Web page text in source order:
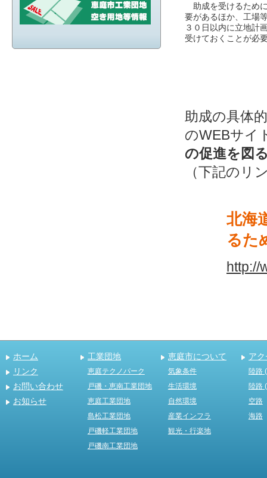
助成を受けるため
要があるほか、工場
３０日以内に立地計
受けておくことが必
助成の具体
のWEBサイ
の促進を図
（下記のリ
北海
るた
http://
ホーム
リンク
お問い合わせ
お知らせ
工業団地
恵庭テクノパーク
戸磯・恵南工業団地
恵庭工業団地
島松工業団地
戸磯軽工業団地
戸磯南工業団地
恵庭市について
気象条件
生活環境
自然環境
産業インフラ
観光・行楽地
ア
陸路
陸路
空路
海路